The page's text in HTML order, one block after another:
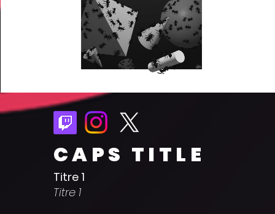
CAPS TITLE
Titre 1
Titre 1